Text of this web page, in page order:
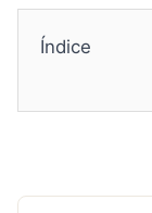
Índice